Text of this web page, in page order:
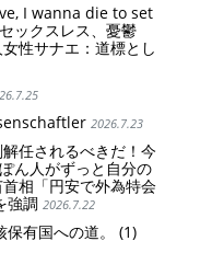
I wanna die to set
ックスレス、憂鬱
性サナエ：道標とし
2026.7.23
任されるべきだ！今
ん人がずっと自分の
相「円安で外為特会
強調 2026.7.22
保有国への道。 (1)